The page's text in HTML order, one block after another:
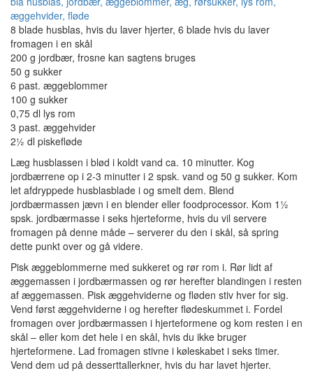
8 blade husblas, hvis du laver hjerter, 6 blade hvis du laver
fromagen i en skål
200 g jordbær, frosne kan sagtens bruges
50 g sukker
6 past. æggeblommer
100 g sukker
0,75 dl lys rom
3 past. æggehvider
2½ dl piskefløde
Læg husblassen i blød i koldt vand ca. 10 minutter. Kog
jordbærrene op i 2-3 minutter i 2 spsk. vand og 50 g sukker. Kom
let afdryppede husblasblade i og smelt dem. Blend
jordbærmassen jævn i en blender eller foodprocessor. Kom 1½
spsk. jordbærmasse i seks hjerteforme, hvis du vil servere
fromagen på denne måde – serverer du den i skål, så spring
dette punkt over og gå videre.
Pisk æggeblommerne med sukkeret og rør rom i. Rør lidt af
æggemassen i jordbærmassen og rør herefter blandingen i resten
af æggemassen. Pisk æggehviderne og fløden stiv hver for sig.
Vend først æggehviderne i og herefter flødeskummet i. Fordel
fromagen over jordbærmassen i hjerteformene og kom resten i en
skål – eller kom det hele i en skål, hvis du ikke bruger
hjerteformene. Lad fromagen stivne i køleskabet i seks timer.
Vend dem ud på desserttallerkner, hvis du har lavet hjerter.